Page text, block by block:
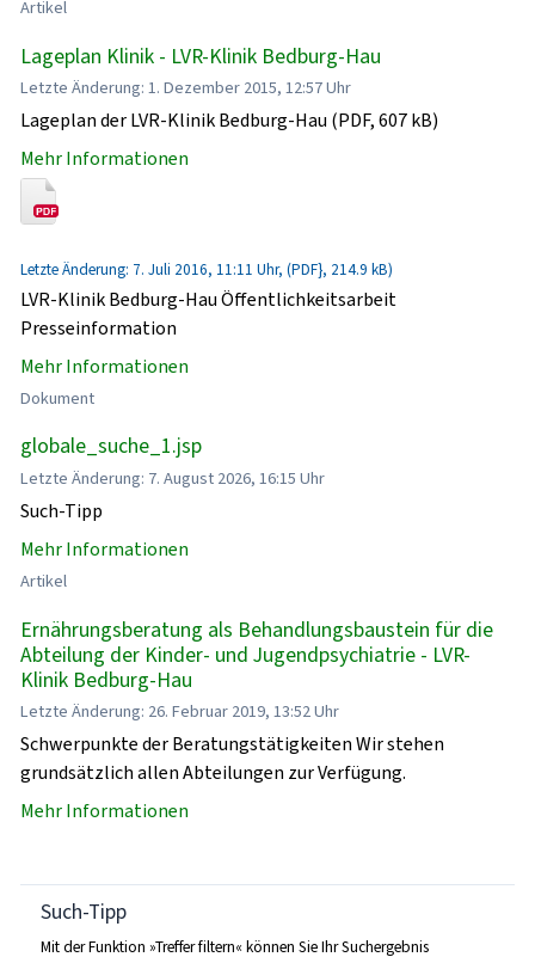
Artikel
Lageplan Klinik - LVR-Klinik Bedburg-Hau
Letzte Änderung: 1. Dezember 2015, 12:57 Uhr
Lageplan der LVR-Klinik Bedburg-Hau (PDF, 607 kB)
Mehr Informationen
Letzte Änderung: 7. Juli 2016, 11:11 Uhr, (PDF}, 214.9 kB)
LVR-Klinik Bedburg-Hau Öffentlichkeitsarbeit
Presseinformation
Mehr Informationen
Dokument
globale_suche_1.jsp
Letzte Änderung: 7. August 2026, 16:15 Uhr
Such-Tipp
Mehr Informationen
Artikel
Ernährungsberatung als Behandlungsbaustein für die
Abteilung der Kinder- und Jugendpsychiatrie - LVR-
Klinik Bedburg-Hau
Letzte Änderung: 26. Februar 2019, 13:52 Uhr
Schwerpunkte der Beratungstätigkeiten Wir stehen
grundsätzlich allen Abteilungen zur Verfügung.
Mehr Informationen
Such-Tipp
Mit der Funktion »Treffer filtern« können Sie Ihr Suchergebnis